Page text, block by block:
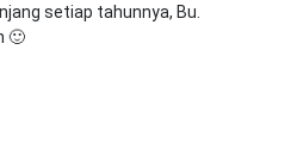
setiap tahunnya, Bu.
🙂